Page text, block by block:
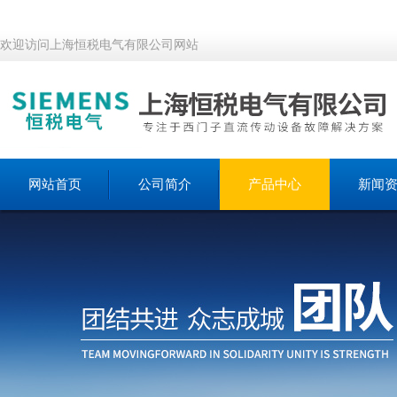
欢迎访问上海恒税电气有限公司网站
网站首页 公司简介 产品中心 新闻